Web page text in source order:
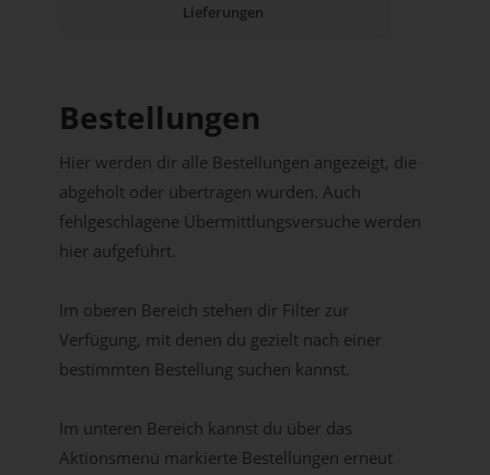
Lieferungen
Bestellungen
Hier werden dir alle Bestellungen angezeigt, die
abgeholt oder übertragen wurden. Auch
fehlgeschlagene Übermittlungsversuche werden
hier aufgeführt.
Im oberen Bereich stehen dir Filter zur
Verfügung, mit denen du gezielt nach einer
bestimmten Bestellung suchen kannst.
Im unteren Bereich kannst du über das
Aktionsmenü markierte Bestellungen erneut